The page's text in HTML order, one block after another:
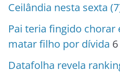
Ceilândia nesta sexta
Pai teria fingido chorar
matar filho por dívida
Datafolha revela